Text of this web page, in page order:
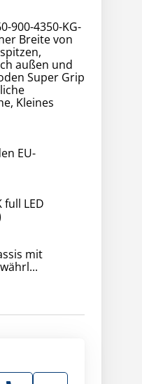
900-4350-KG-
Breite von
außen und
Super Grip
Kleines
EU-
full LED
mit